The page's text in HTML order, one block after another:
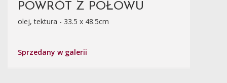
POWRÓT Z POŁOWU
olej, tektura - 33.5 x 48.5cm
Sprzedany w galerii